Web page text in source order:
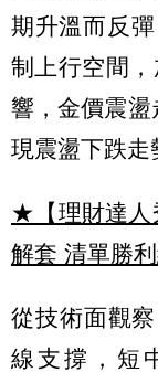
期升溫而反
制上行空間
響，金價震
現震盪下跌走
★【理財達人
解套 清單勝
從技術面觀
線支撐，短